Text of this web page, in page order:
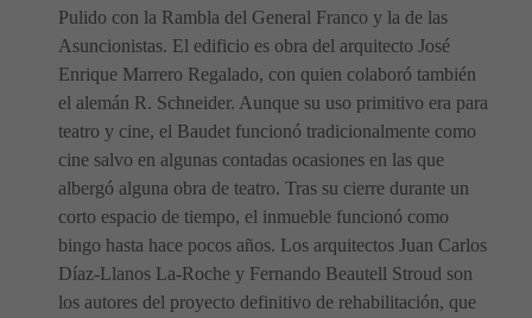
Pulido con la Rambla del General Franco y la de las
Asuncionistas. El edificio es obra del arquitecto José
Enrique Marrero Regalado, con quien colaboró también
el alemán R. Schneider. Aunque su uso primitivo era para
teatro y cine, el Baudet funcionó tradicionalmente como
cine salvo en algunas contadas ocasiones en las que
albergó alguna obra de teatro. Tras su cierre durante un
corto espacio de tiempo, el inmueble funcionó como
bingo hasta hace pocos años. Los arquitectos Juan Carlos
Díaz-Llanos La-Roche y Fernando Beautell Stroud son
los autores del proyecto definitivo de rehabilitación, que